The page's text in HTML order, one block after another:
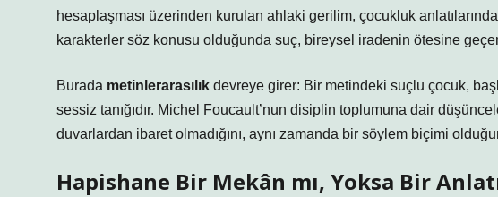
hesaplaşması üzerinden kurulan ahlaki gerilim, çocukluk
karakterler söz konusu olduğunda suç, bireysel iradenin ötesine
Burada metinlerarasılık devreye girer: Bir metindeki suçlu çocuk,
sessiz tanığıdır. Michel Foucault’nun disiplin toplumuna dair
duvarlardan ibaret olmadığını, aynı zamanda bir söylem biçimi
Hapishane Bir Mekân mı, Yoksa Bir